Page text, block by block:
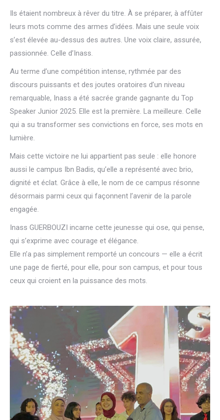
Ils étaient nombreux à rêver du titre. À se préparer, à affûter
leurs mots comme des armes d’idées. Mais une seule voix
s’est élevée au-dessus des autres. Une voix claire, assurée,
passionnée. Celle d’Inass.
Au terme d’une compétition intense, rythmée par des
discours puissants et des joutes oratoires d’un niveau
remarquable, Inass a été sacrée grande gagnante du Top
Speaker Junior 2025. Elle est la première. La meilleure. Celle
qui a su transformer ses convictions en force, ses mots en
lumière.
Mais cette victoire ne lui appartient pas seule : elle honore
aussi le campus Ibn Badis, qu’elle a représenté avec brio,
dignité et éclat. Grâce à elle, le nom de ce campus résonne
désormais parmi ceux qui façonnent l’avenir de la parole
engagée.
Inass GUERBOUZI incarne cette jeunesse qui ose, qui pense,
qui s’exprime avec courage et élégance.
Elle n’a pas simplement remporté un concours — elle a écrit
une page de fierté, pour elle, pour son campus, et pour tous
ceux qui croient en la puissance des mots.